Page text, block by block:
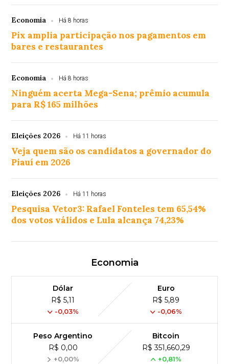
Economia Há 8 horas
Pix amplia participação nos pagamentos em
bares e restaurantes
Economia Há 8 horas
Ninguém acerta Mega-Sena; prêmio acumula
para R$ 165 milhões
Eleições 2026 Há 11 horas
Veja quem são os candidatos a governador do
Piauí em 2026
Eleições 2026 Há 11 horas
Pesquisa Vetor3: Rafael Fonteles tem 65,54%
dos votos válidos e Lula alcança 74,23%
Economia
Dólar
R$ 5,11
-0,03%
Euro
R$ 5,89
-0,06%
Peso Argentino
R$ 0,00
+0,00%
Bitcoin
R$ 351,660,29
+0,81%